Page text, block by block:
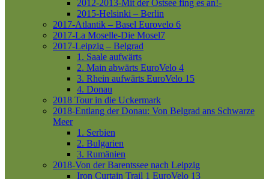
2012-2013-Mit der Ostsee fing es an!-
2015-Helsinki – Berlin
2017-Atlantik – Basel Eurovelo 6
2017-La Moselle-Die Mosel7
2017-Leipzig – Belgrad
1. Saale aufwärts
2. Main abwärts EuroVelo 4
3. Rhein aufwärts EuroVelo 15
4. Donau
2018 Tour in die Uckermark
2018-Entlang der Donau: Von Belgrad ans Schwarze
Meer
1. Serbien
2. Bulgarien
3. Rumänien
2018-Von der Barentssee nach Leipzig
Iron Curtain Trail 1 EuroVelo 13